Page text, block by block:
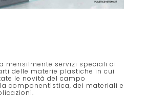
mensilmente servizi speciali ai
delle materie plastiche in cui
le novità del campo
componentistica, dei materiali e